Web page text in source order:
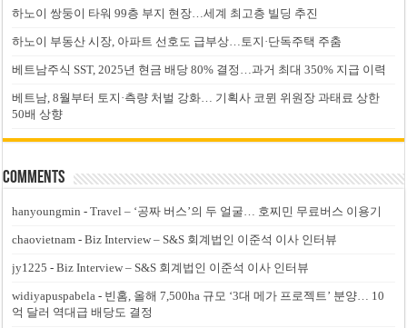
하노이 쌍둥이 타워 99층 부지 현장…세계 최고층 빌딩 추진
하노이 부동산 시장, 아파트 선호도 급부상…토지·단독주택 주춤
베트남주식 SST, 2025년 현금 배당 80% 결정…과거 최대 350% 지급 이력
베트남, 8월부터 토지·측량 처벌 강화… 기획사 코뮌 위원장 과태료 상한
50배 상향
Comments
hanyoungmin -Travel – ‘공짜 버스’의 두 얼굴… 호찌민 무료버스 이용기
chaovietnam -Biz Interview – S&S 회계법인 이준석 이사 인터뷰
jy1225 -Biz Interview – S&S 회계법인 이준석 이사 인터뷰
widiyapuspabela - 빈홈, 올해 7,500ha 규모 ‘3대 메가 프로젝트’ 분양… 10
억 달러 역대급 배당도 결정